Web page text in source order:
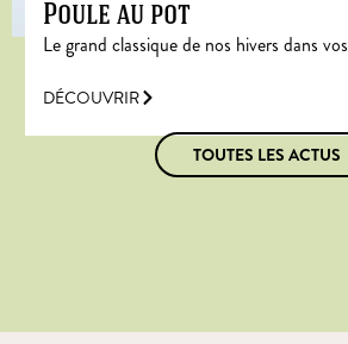
Poule au pot
Le grand classique de nos hivers dans vos
DÉCOUVRIR
TOUTES LES ACTUS